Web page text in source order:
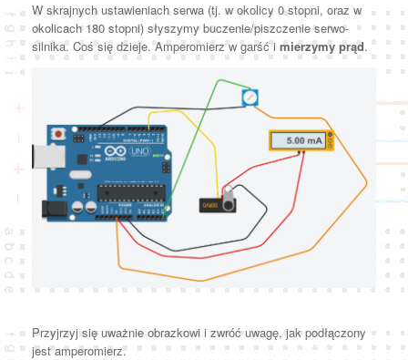
W skrajnych ustawieniach serwa (tj. w okolicy 0 stopni, oraz w
okolicach 180 stopni) słyszymy buczenie/piszczenie serwo-
silnika. Coś się dzieje. Amperomierz w garść i mierzymy prąd.
Przyjrzyj się uważnie obrazkowi i zwróć uwagę, jak podłączony
jest amperomierz.